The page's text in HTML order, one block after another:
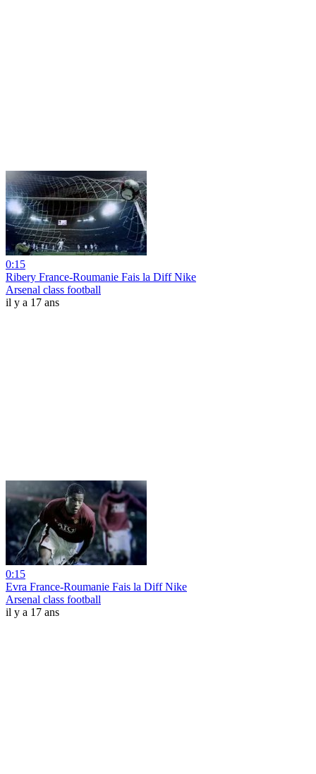
0:15
Ribery France-Roumanie Fais la Diff Nike
Arsenal class football
il y a 17 ans
0:15
Evra France-Roumanie Fais la Diff Nike
Arsenal class football
il y a 17 ans